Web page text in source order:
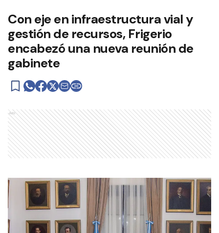
Con eje en infraestructura vial y
gestión de recursos, Frigerio
encabezó una nueva reunión de
gabinete
Ads